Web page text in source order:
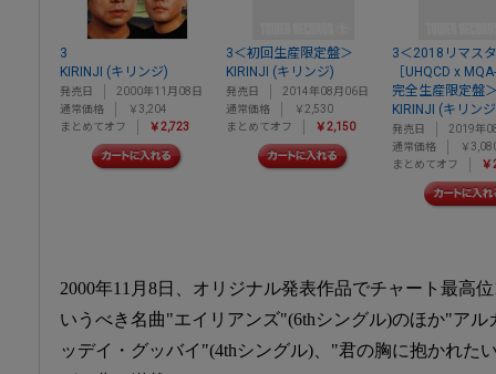
3
KIRINJI (キリンジ)
発売日
2000年11月08日
通常価格
￥3,204
まとめてオフ
￥2,723
3＜初回生産限定盤＞
KIRINJI (キリンジ)
発売日
2014年08月06日
通常価格
￥2,530
まとめてオフ
￥2,150
3＜2018リマス
［UHQCD x
完全生産限定盤
KIRINJI (キリン
発売日
2019年
通常価格
￥
まとめてオフ
￥
2000年11月8日、オリジナル発表作品でチャート最高
いうべき名曲"エイリアンズ"(6thシングル)のほか"ア
ッデイ・グッバイ"(4thシングル)、"君の胸に抱かれた